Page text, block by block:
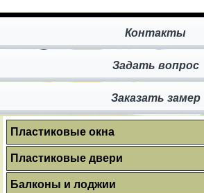
Контакты
Задать вопрос
Заказать замер
Пластиковые окна
Пластиковые двери
Балконы и лоджии